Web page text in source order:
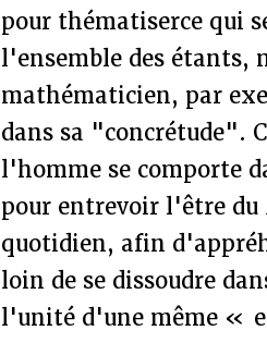
pour thématiserce qui
l'ensemble des étants,
mathématicien, par
dans sa "concrétude".
l'homme se comporte
pour entrevoir l'être du
quotidien, afin
loin de se dissoudre
l'unité d'une même «